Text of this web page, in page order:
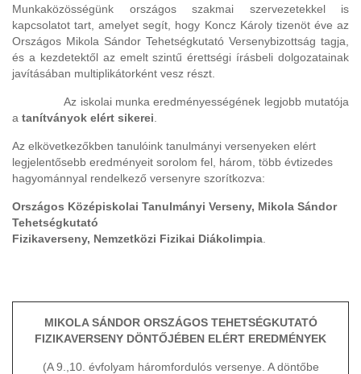
Munkaközösségünk országos szakmai szervezetekkel is
kapcsolatot tart, amelyet segít, hogy Koncz Károly tizenöt éve az
Országos Mikola Sándor Tehetségkutató Versenybizottság tagja,
és a kezdetektől az emelt szintű érettségi írásbeli dolgozatainak
javításában multiplikátorként vesz részt.
Az iskolai munka eredményességének legjobb mutatója
a tanítványok elért sikerei
Az elkövetkezőkben tanulóink tanulmányi versenyeken elért
legjelentősebb eredményeit sorolom fel, három, több évtizedes
hagyománnyal rendelkező versenyre szorítkozva:
Országos Középiskolai Tanulmányi Verseny, Mikola Sándor
Tehetségkutató
Fizikaverseny, Nemzetközi Fizikai Diákolimpia
MIKOLA SÁNDOR ORSZÁGOS TEHETSÉGKUTATÓ
FIZIKAVERSENY DÖNTŐJÉBEN ELÉRT EREDMÉNYEK
(A 9.,10. évfolyam háromfordulós versenye. A döntőbe